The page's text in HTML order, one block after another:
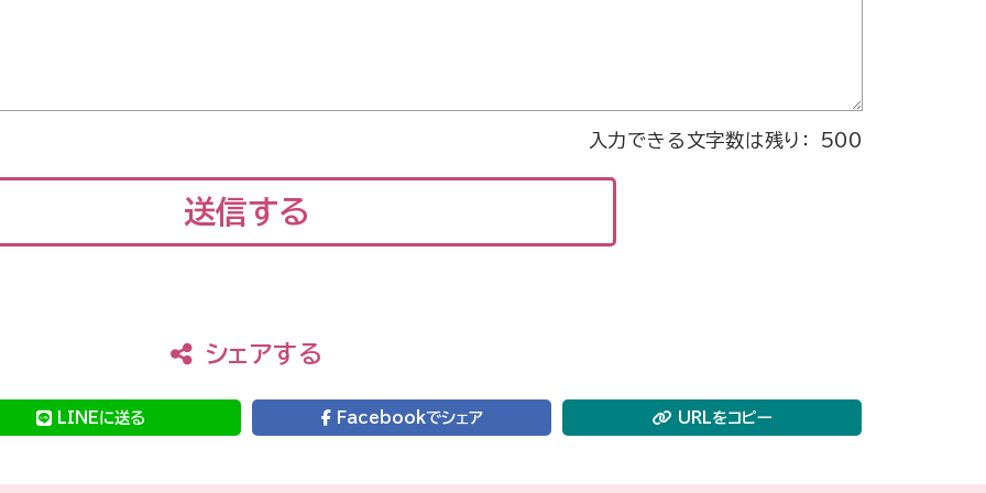
扱いについて
している各種の第三者ホームページで行われている個人情報の提供や収集などの取扱いに
請求が利用者ご本人によるものであることが確認できた場合に限り、必要な調査を行い、
用者の個人情報を開示、訂正、変更、利用停止します。
入力できる文字数は残り： 500
シェアする
LINEに送る Facebookでシェア URLをコピー